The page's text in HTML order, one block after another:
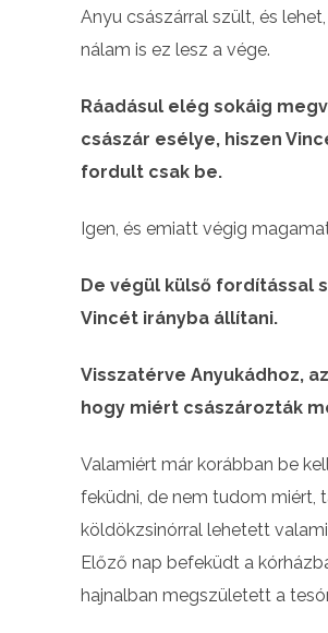
Anyu császárral szült, és
nálam is ez lesz a vége.
Ráadásul elég sokáig
császár esélye, hiszen
fordult csak be.
Igen, és emiatt végig
De végül külső fordítással
Vincét irányba állítani.
Visszatérve Anyukádhoz,
hogy miért császározták
Valamiért már korábban be
feküdni, de nem tudom miért,
köldökzsinórral lehetett
Előző nap befeküdt a
hajnalban megszületett a